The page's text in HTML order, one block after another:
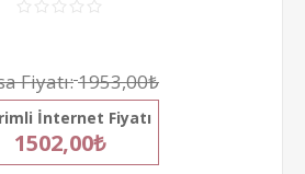
Fiyatı:1953,00₺
İnternet Fiyatı
1502,00₺